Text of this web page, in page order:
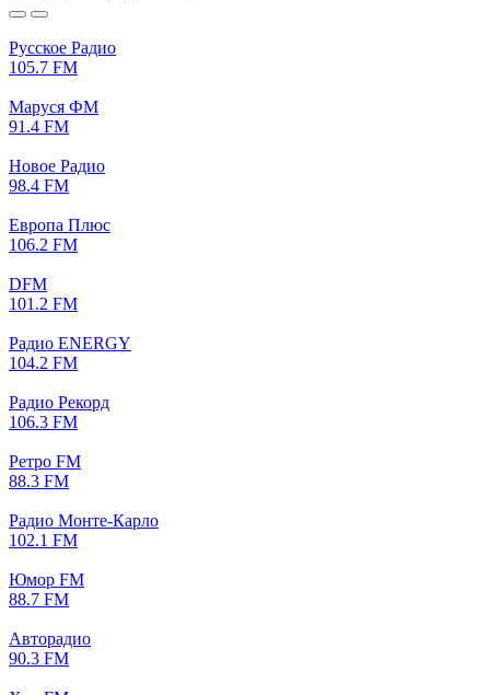
Русское Радио
105.7 FM
Маруся ФМ
91.4 FM
Новое Радио
98.4 FM
Европа Плюс
106.2 FM
DFM
101.2 FM
Радио ENERGY
104.2 FM
Радио Рекорд
106.3 FM
Ретро FM
88.3 FM
Радио Монте-Карло
102.1 FM
Юмор FM
88.7 FM
Авторадио
90.3 FM